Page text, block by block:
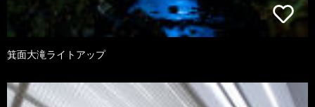
箕面大滝ライトアップ